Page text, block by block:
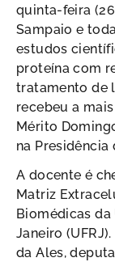
quinta-feira
Sampaio e
estudos
proteína com
tratamento de
recebeu a
Mérito
na Presidência
A docente é
Matriz
Biomédicas da
Janeiro
da Ales,